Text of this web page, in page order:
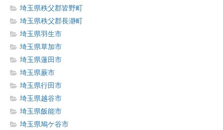
埼玉県秩父郡皆野町
埼玉県秩父郡長瀞町
埼玉県羽生市
埼玉県草加市
埼玉県蓮田市
埼玉県蕨市
埼玉県行田市
埼玉県越谷市
埼玉県飯能市
埼玉県鳩ケ谷市